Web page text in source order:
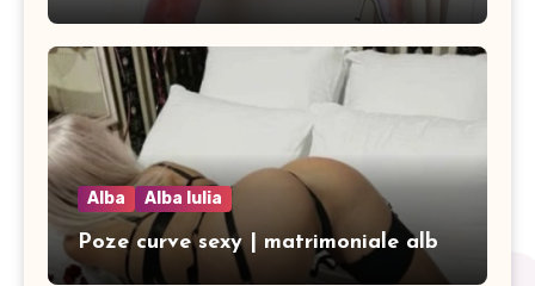
Alba Alba Iulia
Poze curve sexy | matrimoniale alb